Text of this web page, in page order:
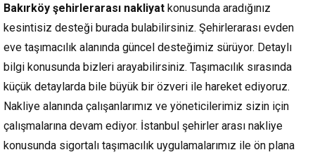
Bakırköy şehirlerarası nakliyat konusunda aradığınız
kesintisiz desteği burada bulabilirsiniz. Şehirlerarası evden
eve taşımacılık alanında güncel desteğimiz sürüyor. Detaylı
bilgi konusunda bizleri arayabilirsiniz. Taşımacılık sırasında
küçük detaylarda bile büyük bir özveri ile hareket ediyoruz.
Nakliye alanında çalışanlarımız ve yöneticilerimiz sizin için
çalışmalarına devam ediyor. İstanbul şehirler arası nakliye
konusunda sigortalı taşımacılık uygulamalarımız ile ön plana